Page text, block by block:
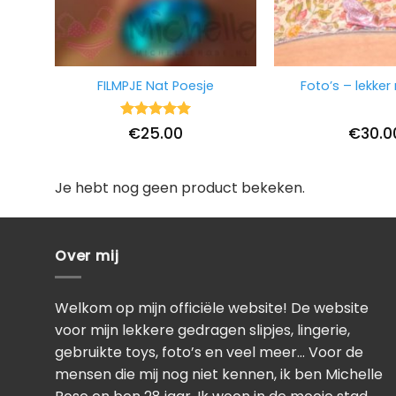
FILMPJE Nat Poesje
Waardering
uit 5
€25.00
Foto’s –
€
Je hebt nog geen product bekeken.
Over mij
Welkom op mijn officiële website! De website
voor mijn lekkere gedragen slipjes, lingerie,
gebruikte toys, foto’s en veel meer… Voor de
mensen die mij nog niet kennen, ik ben Michelle